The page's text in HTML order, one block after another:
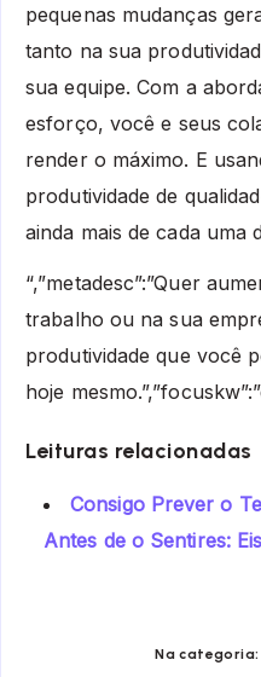
pequenas mudanças
tanto na sua
sua equipe. Com a
esforço, você e seus
render o máximo. E
produtividade de
ainda mais de cada uma
“,”metadesc”:”Quer
trabalho ou na sua
produtividade que você
hoje
Leituras relacionadas
Consigo Prever o
Antes de o Sentires:
Na categoria: